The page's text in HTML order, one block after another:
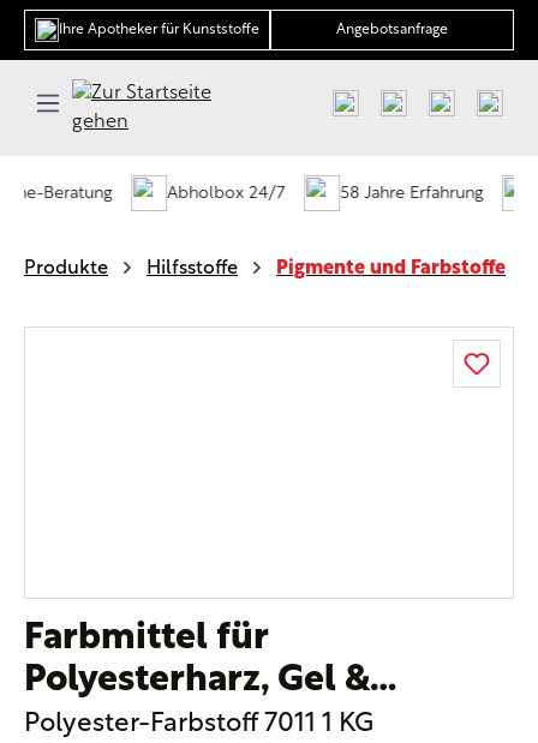
springen
Ihre Apotheker für Kunststoffe Angebotsanfrage
Beratung Abholbox 24/7 58 Jahre Erfahrung Vor
Produkte Hilfsstoffe Pigmente und Farbstoffe
Farbmittel für Polyesterharz, Gel & Decklacke - 1 kg - RAL
Farbmittel für
Polyesterharz, Gel &
Decklacke - 1 kg - RAL 7011
Polyester-Farbstoff 7011 1 KG